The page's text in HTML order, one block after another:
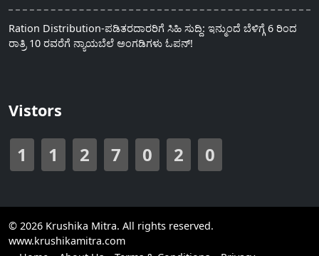
Ration Distribution-ಪಡಿತರದಾರರಿಗೆ ಸಿಹಿ ಸುದ್ದಿ: ಇನ್ಮುಂದೆ ಬೆಳಿಗ್ಗೆ 6 ರಿಂದ
ರಾತ್ರಿ 10 ರವರೆಗೆ ನ್ಯಾಯಬೆಲೆ ಅಂಗಡಿಗಳು ಓಪನ್!
Vistors
1 1 2 7 0 2 0
© 2026 Krushika Mitra. All rights reserved.
www.krushikamitra.com